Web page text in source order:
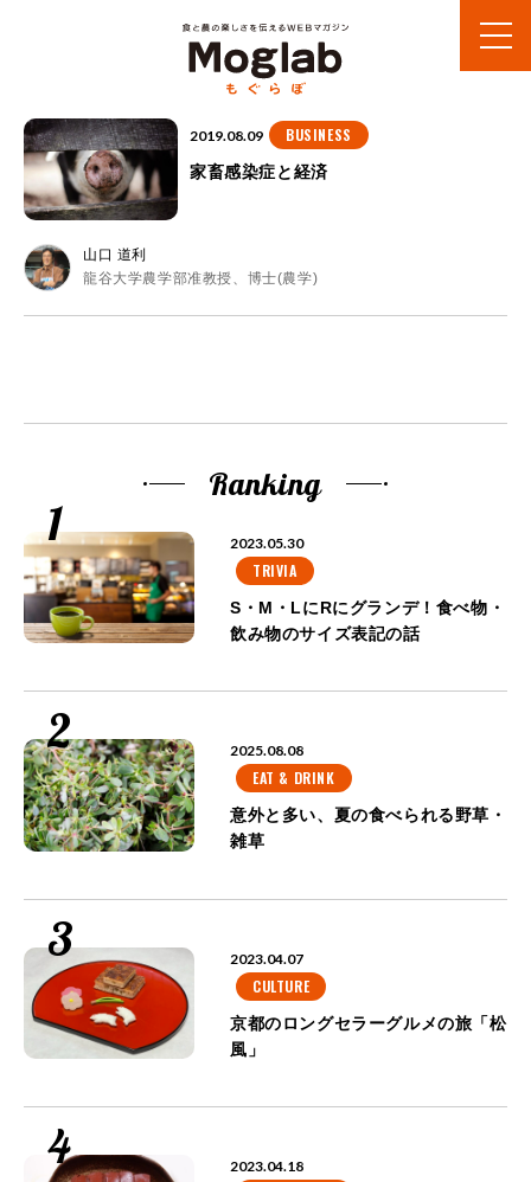
2019.08.09 BUSINESS
家畜感染症と経済
山口 道利
龍谷大学農学部准教授、博士(農学)
Ranking
2023.05.30
TRIVIA
S・M・LにRにグランデ！食べ物・
飲み物のサイズ表記の話
2025.08.08
EAT & DRINK
意外と多い、夏の食べられる野草・
雑草
2023.04.07
CULTURE
京都のロングセラーグルメの旅「松
風」
2023.04.18